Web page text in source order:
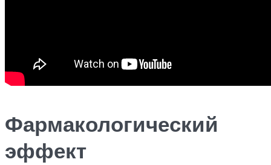
Фармакологический
эффект